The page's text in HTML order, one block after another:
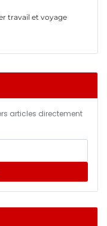
travail et voyage
articles directement